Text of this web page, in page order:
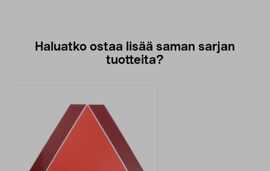
Haluatko ostaa lisää saman sarjan
tuotteita?